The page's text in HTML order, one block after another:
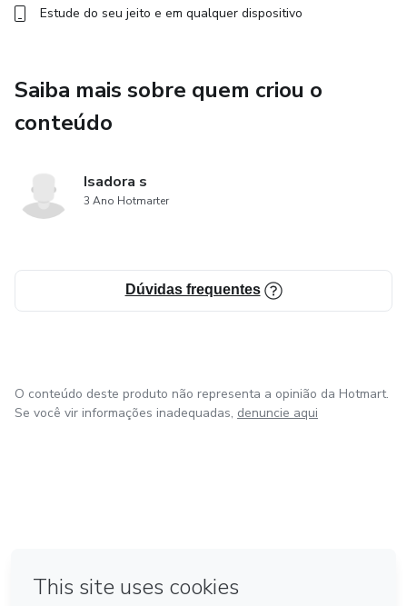
Estude do seu jeito e em qualquer dispositivo
Saiba mais sobre quem criou o
conteúdo
Isadora s
3 Ano Hotmarter
Dúvidas frequentes
O conteúdo deste produto não representa a opinião da Hotmart.
Se você vir informações inadequadas, denuncie aqui
Feito com ❤ na Cidade do México